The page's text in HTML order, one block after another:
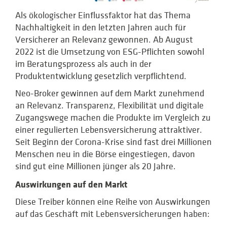
Als ökologischer Einflussfaktor hat das Thema
Nachhaltigkeit in den letzten Jahren auch für
Versicherer an Relevanz gewonnen. Ab August
2022 ist die Umsetzung von ESG-Pflichten sowohl
im Beratungsprozess als auch in der
Produktentwicklung gesetzlich verpflichtend.
Neo-Broker gewinnen auf dem Markt zunehmend
an Relevanz. Transparenz, Flexibilität und digitale
Zugangswege machen die Produkte im Vergleich zu
einer regulierten Lebensversicherung attraktiver.
Seit Beginn der Corona-Krise sind fast drei Millionen
Menschen neu in die Börse eingestiegen, davon
sind gut eine Millionen jünger als 20 Jahre.
Auswirkungen auf den Markt
Diese Treiber können eine Reihe von Auswirkungen
auf das Geschäft mit Lebensversicherungen haben: